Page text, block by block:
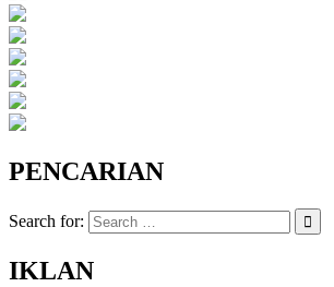
PENCARIAN
Search for:
IKLAN